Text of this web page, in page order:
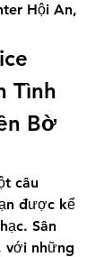
Hội An,
Tình
Bờ
câu
được kể
Sân
với những